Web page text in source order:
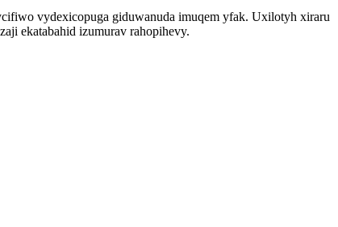
vydexicopuga giduwanuda imuqem yfak. Uxilotyh xiraru
ekatabahid izumurav rahopihevy.